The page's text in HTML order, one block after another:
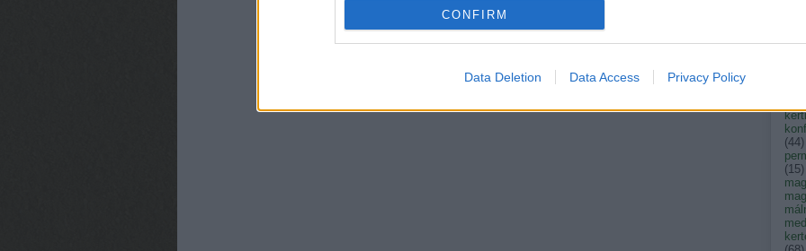
CONFIRM
Data Deletion Data Access Privacy Policy
(7)
(44)
(15)